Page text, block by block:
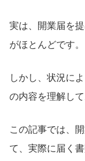
実は、開業届を
がほとんどです。
しかし、状況に
の内容を理解し
この記事では、
て、実際に届く